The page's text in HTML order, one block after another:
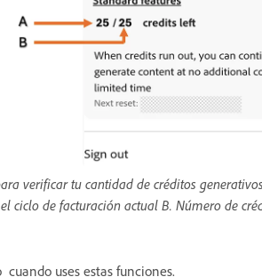
verificar tu cantidad de créditos
ciclo de facturación actual B. Número de
uses estas funciones.